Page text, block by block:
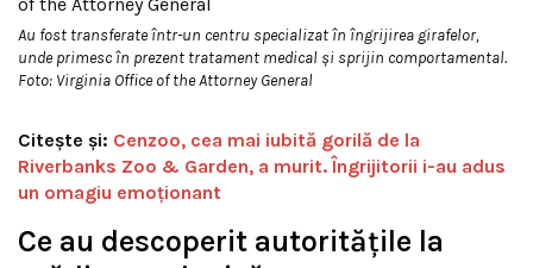
Au fost transferate într-un centru specializat în îngrijirea girafelor,
unde primesc în prezent tratament medical și sprijin comportamental.
Foto: Virginia Office of the Attorney General
Citește și: Cenzoo, cea mai iubită gorilă de la
Riverbanks Zoo & Garden, a murit. Îngrijitorii i-au adus
un omagiu emoționant
Ce au descoperit autoritățile la